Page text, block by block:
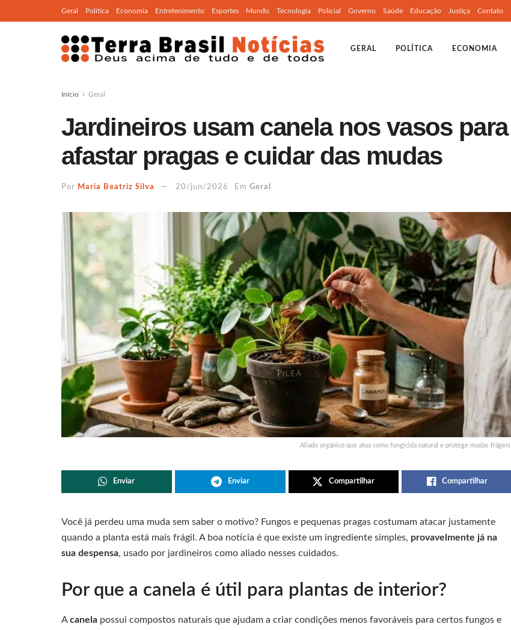
Geral Política Economia Entretenimento Esportes Mundo Tecnologia Policial Governo Saúde Educação Justiça Contato
GERAL POLÍTICA ECONOMIA
Início Geral
Jardineiros usam canela nos vasos para
afastar pragas e cuidar das mudas
Por Maria Beatriz Silva 20/jun/2026 Em Geral
Aliado orgânico que atua como fungicida natural e protege mudas frágeis.
Enviar Enviar Compartilhar Compartilhar
Você já perdeu uma muda sem saber o motivo? Fungos e pequenas pragas costumam atacar justamente
quando a planta está mais frágil. A boa notícia é que existe um ingrediente simples, provavelmente já na
sua despensa, usado por jardineiros como aliado nesses cuidados.
Por que a canela é útil para plantas de interior?
Acanela possui compostos naturais que ajudam a criar condições menos favoráveis para certos fungos e